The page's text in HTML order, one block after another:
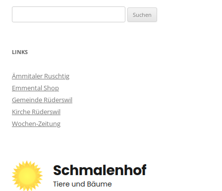
nach:
LINKS
Ämmitaler Ruschtig
Emmental Shop
Gemeinde Rüderswil
Kirche Rüderswil
Wochen-Zeitung